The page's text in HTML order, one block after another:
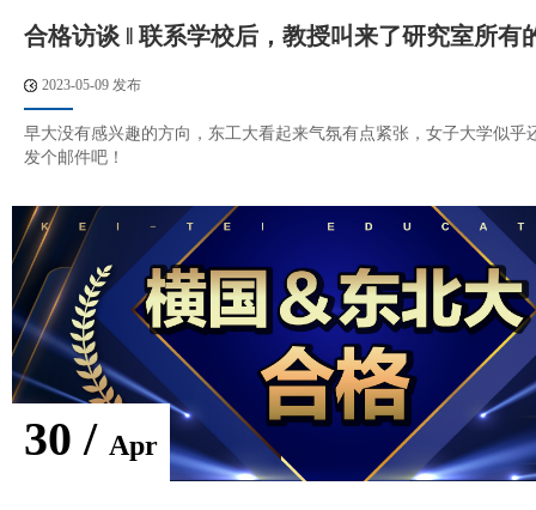
合格访谈 ‖ 联系学校后，教授叫来了研究室所有
2023-05-09 发布
早大没有感兴趣的方向，东工大看起来气氛有点紧张，女子大学似乎
发个邮件吧！
30 / Apr